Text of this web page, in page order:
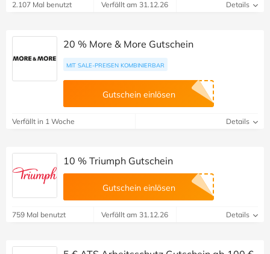
2.107 Mal benutzt Verfällt am 31.12.26 Details
20 % More & More Gutschein
MIT SALE-PREISEN KOMBINIERBAR
Gutschein einlösen
Verfällt in 1 Woche Details
10 % Triumph Gutschein
Gutschein einlösen
759 Mal benutzt Verfällt am 31.12.26 Details